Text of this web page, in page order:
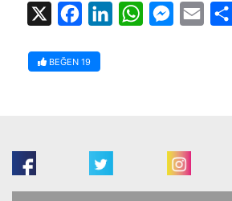
FacebookLinkedInWhatsAppMessenger
Email
BEĞEN 19